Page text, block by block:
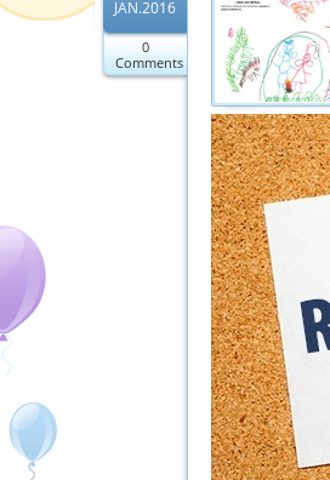
JAN.2016
0
Comments